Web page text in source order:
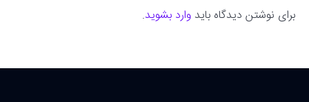
برای نوشتن دیدگاه باید وارد بشوید.